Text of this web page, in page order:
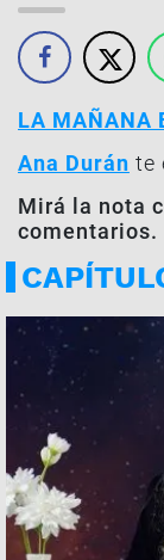
LA MAÑANA
Ana Durán te
Mirá la nota
comentarios.